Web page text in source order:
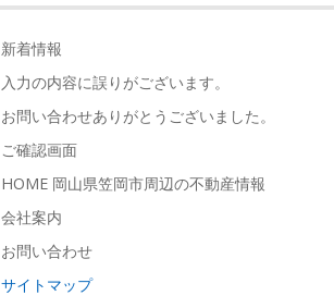
新着情報
入力の内容に誤りがございます。
お問い合わせありがとうございました。
ご確認画面
HOME 岡山県笠岡市周辺の不動産情報
会社案内
お問い合わせ
サイトマップ